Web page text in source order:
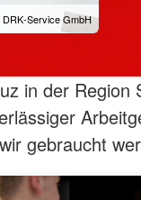
Service GmbH
in der Region
gebraucht